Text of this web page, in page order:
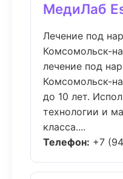
МедиЛаб
Лечение под
Комсомольск-
лечение под
Комсомольск-
до 10 лет.
технологии и
класса....
Телефон: +7